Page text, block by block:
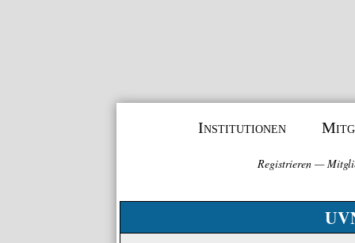
Institutionen
Registrieren—